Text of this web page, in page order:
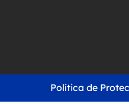
Política de